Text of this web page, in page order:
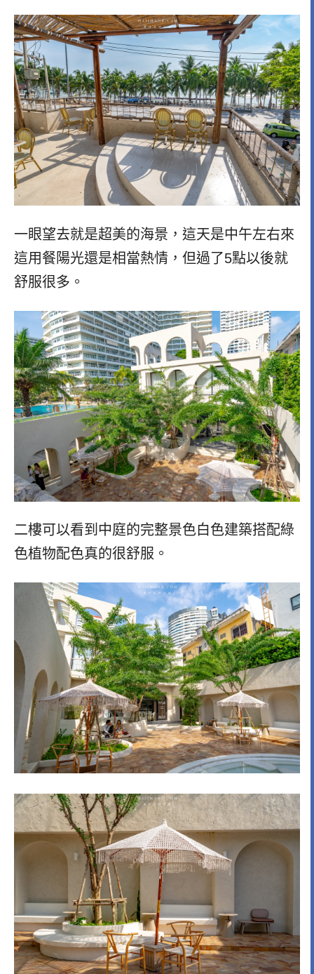
一眼望去就是超美的海景，這天是中午左右來
這用餐陽光還是相當熱情，但過了5點以後就
舒服很多。
二樓可以看到中庭的完整景色白色建築搭配綠
色植物配色真的很舒服。